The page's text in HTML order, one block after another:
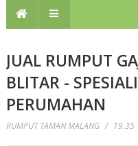
JUAL RUMPUT
BLITAR -
PERUMAHAN
RUMPUT TAMAN MALANG / 19.35